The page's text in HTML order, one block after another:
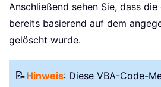
Anschließend sehen Sie, dass
bereits basierend auf dem
gelöscht wurde.
📝Hinweis: Diese VBA-Code-